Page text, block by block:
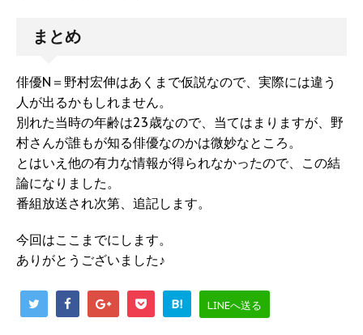
まとめ
俳優N＝野村宏伸はあくまで仮説なので、実際には違う
人が出るかもしれません。
別れた当時の年齢は23歳なので、当てはまりますが、野
村さんが誰もが知る俳優なのかは微妙なところ。
とはいえ他の有力な情報が得られなかったので、この結
論になりました。
番組放送され次第、追記します。
今回はここまでにします。
ありがとうございました♪
B! LINEへ送る